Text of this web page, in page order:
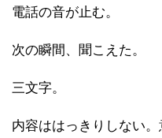
電話の音が止む。
次の瞬間、聞こえた。
三文字。
内容ははっきりしない